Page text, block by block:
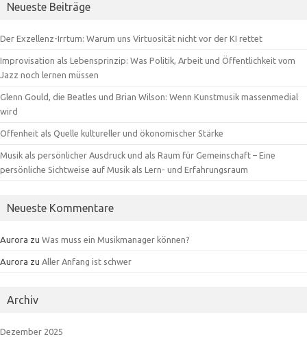
Neueste Beiträge
Der Exzellenz-Irrtum: Warum uns Virtuosität nicht vor der KI rettet
Improvisation als Lebensprinzip: Was Politik, Arbeit und Öffentlichkeit vom
Jazz noch lernen müssen
Glenn Gould, die Beatles und Brian Wilson: Wenn Kunstmusik massenmedial
wird
Offenheit als Quelle kultureller und ökonomischer Stärke
Musik als persönlicher Ausdruck und als Raum für Gemeinschaft – Eine
persönliche Sichtweise auf Musik als Lern- und Erfahrungsraum
Neueste Kommentare
Aurora zu Was muss ein Musikmanager können?
Aurora zu Aller Anfang ist schwer
Archiv
Dezember 2025